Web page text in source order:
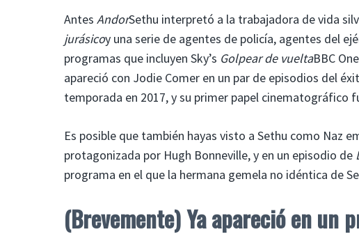
Antes AndorSethu interpretó a la trabajadora de vida
jurásicoy una serie de agentes de policía, agentes del
programas que incluyen Sky’s Golpear de vueltaBBC One
apareció con Jodie Comer en un par de episodios del
temporada en 2017, y su primer papel cinematográfico
Es posible que también hayas visto a Sethu como Naz
protagonizada por Hugh Bonneville, y en un episodio de
programa en el que la hermana gemela no idéntica de
(Brevemente) Ya apareció en un